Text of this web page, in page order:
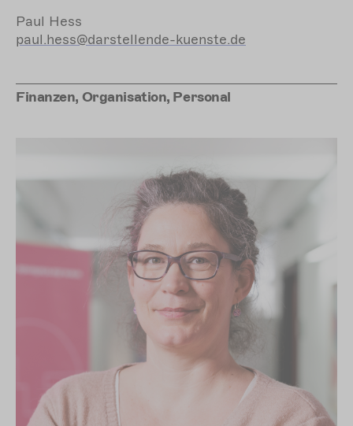
Paul Hess
paul.hess@darstellende-kuenste.de
Finanzen, Organisation, Personal